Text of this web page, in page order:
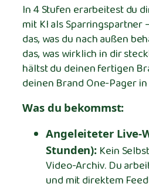
In 4 Stufen erarbeitest du
mit KI als Sparringspartner
das, was du nach außen
das, was wirklich in dir
hältst du deinen fertigen
deinen Brand One-Pager
Was du bekommst:
Angeleiteter Live-
Stunden): Kein
Video-Archiv. Du
und mit direktem